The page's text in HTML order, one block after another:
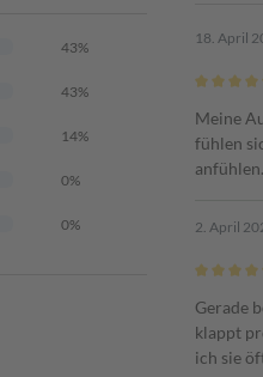
43%
43%
14%
0%
0%
18. April
Meine
fühlen
2. April
Gerade
klappt
ich sie